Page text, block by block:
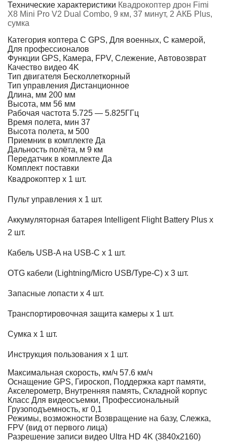
Технические характеристики Квадрокоптер дрон Fimi
X8 Mini Pro V2 Dual Combo, 9 км, 37 минут, 2 АКБ Plus,
сумка
Категория коптера С GPS, Для военных, С камерой,
Для профессионалов
Функции GPS, Камера, FPV, Слежение, Автовозврат
Качество видео 4K
Тип двигателя Бесколлеткорный
Тип управления Дистанционное
Длина, мм 200 мм
Высота, мм 56 мм
Рабочая частота 5.725 — 5.825ГГц
Время полета, мин 37
Высота полета, м 500
Приемник в комплекте Да
Дальность полёта, м 9 км
Передатчик в комплекте Да
Комплект поставки
Квадрокоптер х 1 шт.
Пульт управления х 1 шт.
Аккумуляторная батарея Intelligent Flight Battery Plus х
2 шт.
Кабель USB-A на USB-C х 1 шт.
OTG кабели (Lightning/Micro USB/Type-C) х 3 шт.
Запасные лопасти х 4 шт.
Транспортировочная защита камеры х 1 шт.
Сумка х 1 шт.
Инструкция пользования х 1 шт.
Максимальная скорость, км/ч 57.6 км/ч
Оснащение GPS, Гироскоп, Поддержка карт памяти,
Акселерометр, Внутренняя память, Складной корпус
Класс Для видеосъемки, Профессиональный
Грузоподъемность, кг 0,1
Режимы, возможности Возвращение на базу, Слежка,
FPV (вид от первого лица)
Разрешение записи видео Ultra HD 4K (3840x2160)